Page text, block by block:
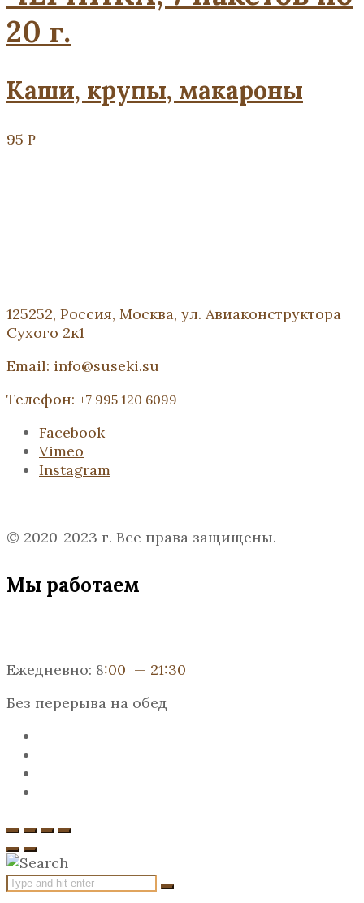
20 г.
Каши, крупы, макароны
95 Р
125252, Россия, Москва, ул. Авиаконструктора
Сухого 2к1
Email: info@suseki.su
Телефон: +7 995 120 6099
Facebook
Vimeo
Instagram
© 2020-2023 г. Все права защищены.
Мы работаем
Ежедневно: 8:00 — 21:30
Без перерыва на обед